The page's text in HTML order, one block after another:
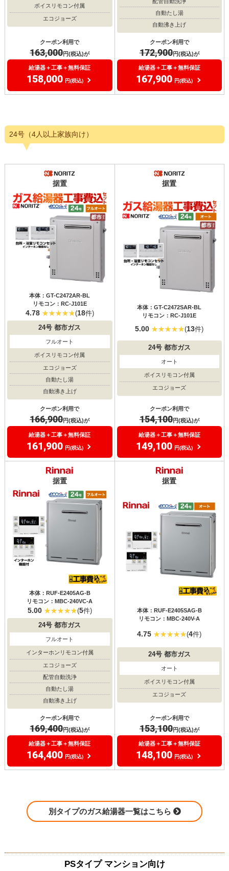
ボイスリモコン付属
エコジョーズ
クーポン利用で
163,000円(税込)が
給湯器＋工事＋無料保証
158,000 円(税込)
自動たし湯
自動沸き上げ
クーポン利用で
172,900円(税込)が
給湯器＋工事＋無料保証
167,900 円(税込)
24号（4人以上家族向け）
据置
本体：GT-C2472AR-BL
リモコン：RC-J101E
4.78 (18件)
24号 都市ガス
フルオート
ボイスリモコン付属
エコジョーズ
自動たし湯
自動沸き上げ
クーポン利用で
166,900円(税込)が
給湯器＋工事＋無料保証
161,900 円(税込)
据置
本体：GT-C2472SAR-BL
リモコン：RC-J101E
5.00 (13件)
24号都市ガス
オート
ボイスリモコン付属
エコジョーズ
クーポン利用で
154,100円(税込)が
給湯器＋工事＋無料保証
149,100 円(税込)
据置
本体：RUF-E2405AG-B
リモコン：MBC-240VC-A
5.00 (5件)
24号 都市ガス
フルオート
インターホンリモコン付属
エコジョーズ
配管自動洗浄
自動たし湯
自動沸き上げ
クーポン利用で
169,400円(税込)が
給湯器＋工事＋無料保証
164,400 円(税込)
据置
本体：RUF-E2405SAG-B
リモコン：MBC-240V-A
4.75 (4件)
24号都市ガス
オート
ボイスリモコン付属
エコジョーズ
クーポン利用で
153,100円(税込)が
給湯器＋工事＋無料保証
148,100 円(税込)
別タイプのガス給湯器一覧はこちら
PSタイプ マンション向け